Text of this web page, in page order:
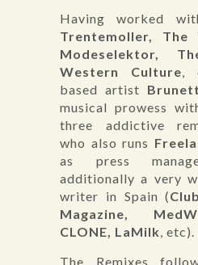
Having worked
Trentemoller, The
Modeselektor,
Western Culture,
based artist
musical prowess
three addictive
who also runs
as press
additionally a very
writer in Spain (
Magazine,
CLONE, LaMilk, etc).
The Remixes